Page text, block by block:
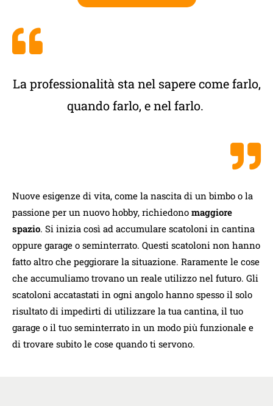
La professionalità sta nel sapere come farlo,
quando farlo, e nel farlo.
Nuove esigenze di vita, come la nascita di un bimbo o la
passione per un nuovo hobby, richiedono maggiore
spazio. Si inizia così ad accumulare scatoloni in cantina
oppure garage o seminterrato. Questi scatoloni non hanno
fatto altro che peggiorare la situazione. Raramente le cose
che accumuliamo trovano un reale utilizzo nel futuro. Gli
scatoloni accatastati in ogni angolo hanno spesso il solo
risultato di impedirti di utilizzare la tua cantina, il tuo
garage o il tuo seminterrato in un modo più funzionale e
di trovare subito le cose quando ti servono.